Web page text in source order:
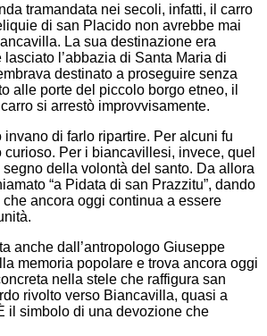
tramandata nei secoli, infatti, il carro
di san Placido non avrebbe mai
La sua destinazione era
l’abbazia di Santa Maria di
destinato a proseguire senza
alle porte del piccolo borgo etneo, il
si arrestò improvvisamente.
di farlo ripartire. Per alcuni fu
Per i biancavillesi, invece, quel
della volontà del santo. Da allora
“a Pidata di san Prazzitu”, dando
ancora oggi continua a essere
anche dall’antropologo Giuseppe
memoria popolare e trova ancora oggi
nella stele che raffigura san
rivolto verso Biancavilla, quasi a
il simbolo di una devozione che